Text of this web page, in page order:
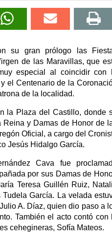
su gran prólogo las
de las Maravillas, que
especial al coincidir con
el Centenario de la
de la localidad.
la Plaza del Castillo, donde
y Damas de Honor de
Oficial, a cargo del
Jesús Hidalgo García.
Cava fue
por sus Damas de
Teresa Guillén Ruiz,
García. La velada
A. Díaz, quien dio paso a
También el acto contó con
cehegineras, Sofía Mateos.